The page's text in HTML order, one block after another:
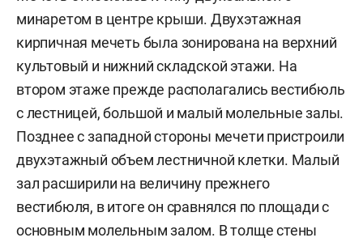
минаретом в центре крыши. Двухэтажная
кирпичная мечеть была зонирована на верхний
культовый и нижний складской этажи. На
втором этаже прежде располагались вестибюль
с лестницей, большой и малый молельные залы.
Позднее с западной стороны мечети пристроили
двухэтажный объем лестничной клетки. Малый
зал расширили на величину прежнего
вестибюля, в итоге он сравнялся по площади с
основным молельным залом. В толще стены